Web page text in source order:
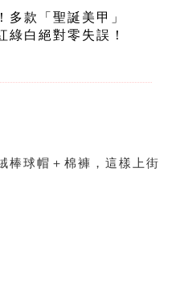
多款「聖誕美甲」
白絕對零失誤！
棒球帽＋棉褲，這樣上街